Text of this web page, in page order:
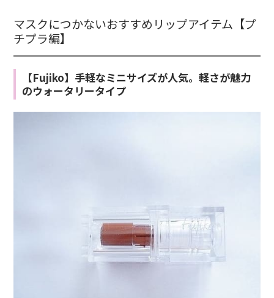
マスクにつかないおすすめリップアイテム【プ
チプラ編】
【Fujiko】手軽なミニサイズが人気。軽さが魅力
のウォータリータイプ